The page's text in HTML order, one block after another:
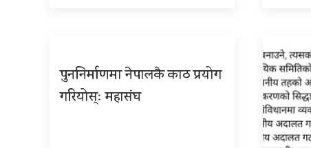
पुननिर्माणमा नेपालकै काठ प्रयोग
गरियोस्ः महासंघ